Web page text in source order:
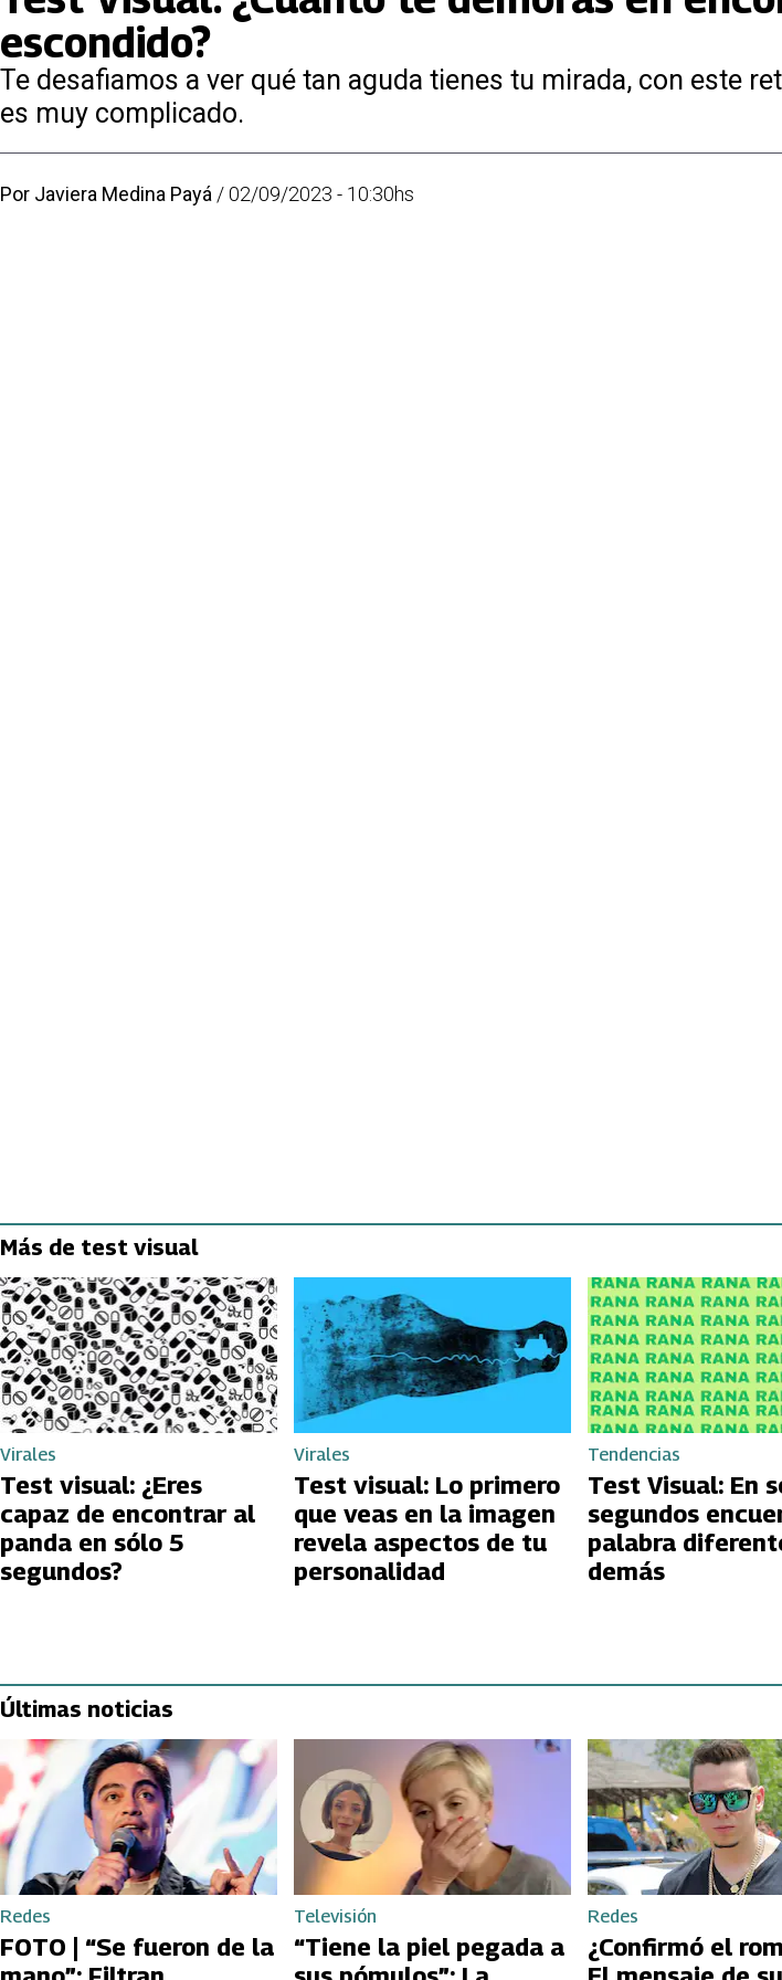
escondido?
Te desafiamos a ver qué tan aguda tienes tu mirada, con este
es muy complicado.
Por Javiera Medina Payá /02/09/2023 - 10:30hs
Más de test visual
Virales
Test visual: ¿Eres
capaz de encontrar al
panda en sólo 5
segundos?
Virales
Test visual: Lo primero
que veas en la imagen
revela aspectos de tu
personalidad
Tendencias
Test Visual: En
segundos
palabra
demás
Últimas noticias
Redes
FOTO | “Se fueron de la
Televisión
“Tiene la piel pegada a
Redes
¿Confirmó el